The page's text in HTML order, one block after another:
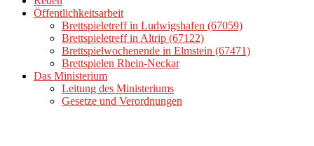
Öffentlichkeitsarbeit
Brettspieletreff in Ludwigshafen (67059)
Brettspieletreff in Altrip (67122)
Brettspielwochenende in Elmstein (67471)
Brettspielen Rhein-Neckar
Das Ministerium
Leitung des Ministeriums
Gesetze und Verordnungen